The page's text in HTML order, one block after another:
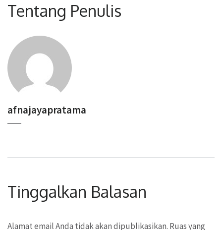
Tentang Penulis
afnajayapratama
Tinggalkan Balasan
Alamat email Anda tidak akan dipublikasikan. Ruas yang